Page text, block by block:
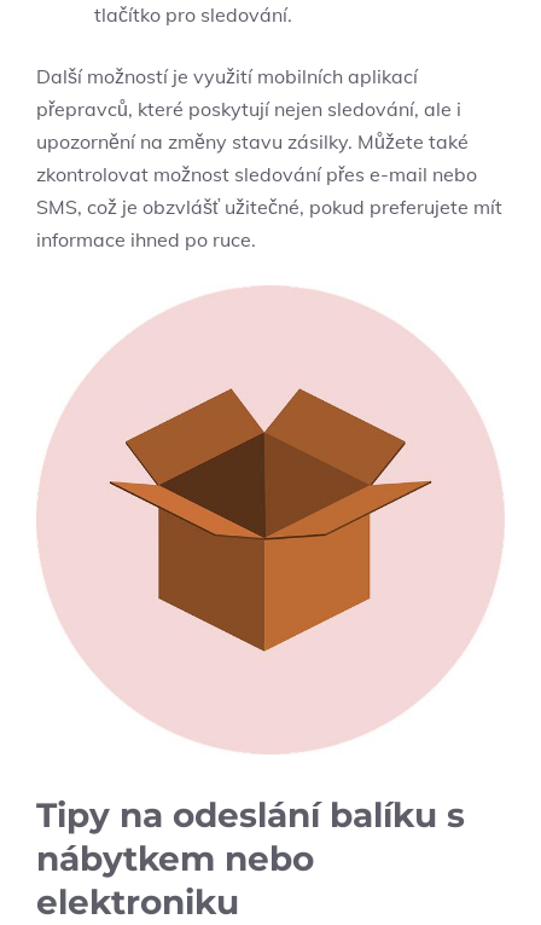
tlačítko pro sledování.
Další možností je využití mobilních aplikací
přepravců, které poskytují nejen sledování, ale i
upozornění na změny ‌stavu zásilky. Můžete​ také
zkontrolovat⁣ možnost sledování přes e-mail nebo
SMS, což je obzvlášť užitečné, pokud ⁤preferujete ⁣mít‍
informace ‌ihned po⁤ ruce.
Tipy na odeslání balíku s
nábytkem ⁢nebo​
elektroniku